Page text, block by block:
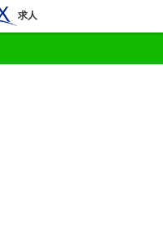
求人